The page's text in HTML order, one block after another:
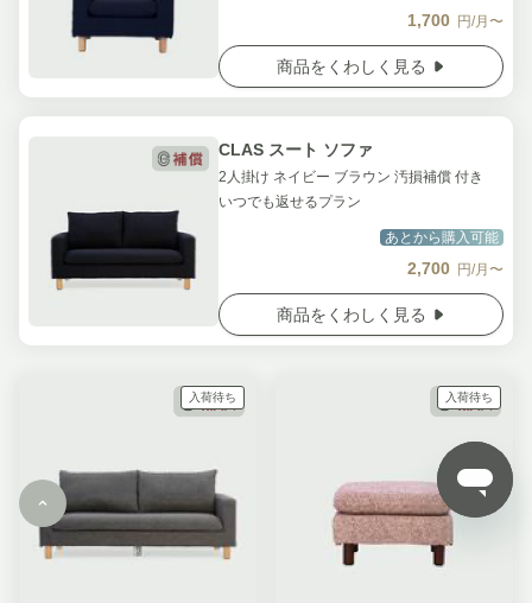
1,700 円/月〜
商品をくわしく見る
CLAS スート ソファ
2人掛け ネイビー ブラウン 汚損補償 付き
いつでも返せるプラン
あとから購入可能
2,700 円/月〜
商品をくわしく見る
入荷待ち 入荷待ち